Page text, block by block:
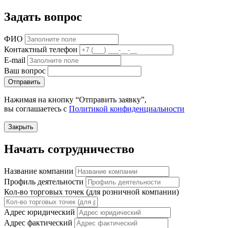
Задать вопрос
ФИО
Контактный телефон
E-mail
Ваш вопрос
Отправить
Нажимая на кнопку “Отправить заявку”,
вы соглашаетесь с Политикой конфиденциальности
Закрыть
Начать сотрудничество
Название компании
Профиль деятельности
Кол-во торговых точек (для розничной компании)
Адрес юридический
Адрес фактический